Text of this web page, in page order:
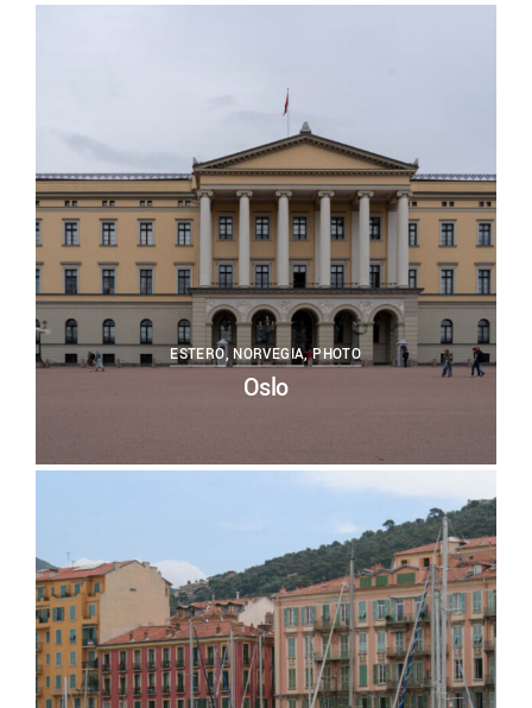
ESTERO,NORVEGIA,PHOTO
Oslo
0